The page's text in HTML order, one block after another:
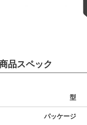
品スペック
型
パッケージ